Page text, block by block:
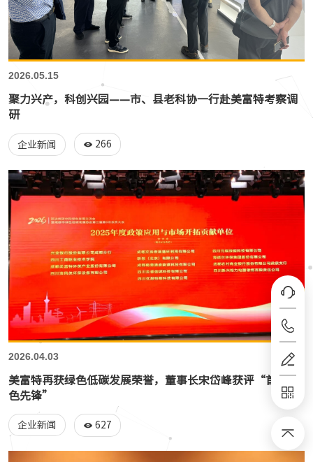
2026.05.15
聚力兴产，科创兴园——市、县老科协一行赴美富特考察调
研
企业新闻 266
2026.04.03
美富特再获绿色低碳发展荣誉，董事长宋岱峰获评“首届绿
色先锋”
企业新闻 627